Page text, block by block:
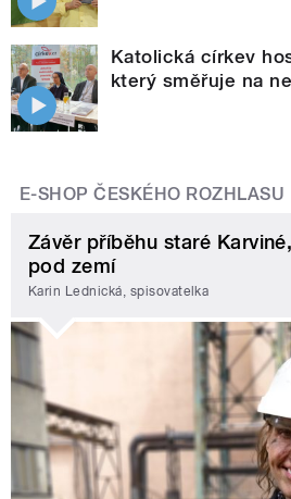
Katolická církev
který směřuje na
E-SHOP ČESKÉHO ROZHLASU
Závěr příběhu staré
pod zemí
Karin Lednická, spisovatelka